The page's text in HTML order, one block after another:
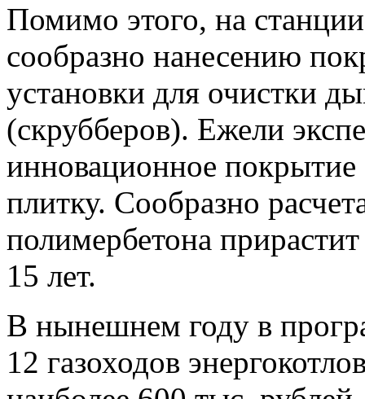
Помимо этого, на
сообразно нанесению
установки для очистки
(скрубберов). Ежели
инновационное
плитку. Сообразно
полимербетона
15 лет.
В нынешнем году в
12 газоходов